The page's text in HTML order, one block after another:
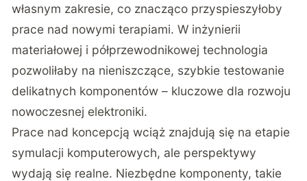
własnym zakresie, co znacząco przyspieszyłoby
prace nad nowymi terapiami. W inżynierii
materiałowej i półprzewodnikowej technologia
pozwoliłaby na nieniszczące, szybkie testowanie
delikatnych komponentów – kluczowe dla rozwoju
nowoczesnej elektroniki.
Prace nad koncepcją wciąż znajdują się na etapie
symulacji komputerowych, ale perspektywy
wydają się realne. Niezbędne komponenty, takie